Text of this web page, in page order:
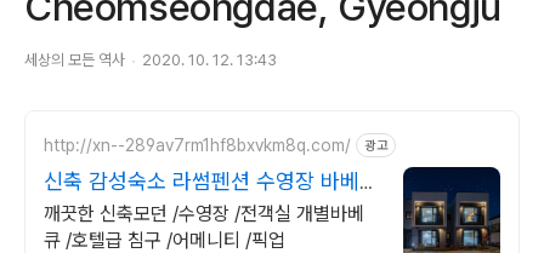
세상의 모든 역사 2020. 10. 12. 13:43
http://xn--289av7rm1hf8bxvkm8q.com/ 광고
신축 감성숙소 라썸펜션 수영장 바베큐
스파펜션
깨끗한 신축모던 /수영장 /전객실 개별바베
큐 /호텔급 침구 /어메니티 /픽업